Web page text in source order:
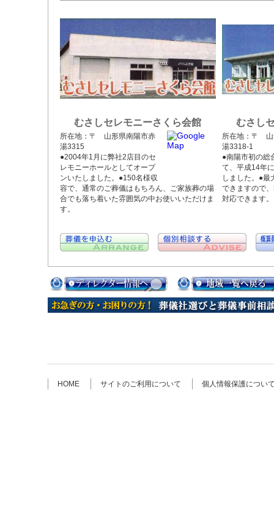
むさしセレモニーさくら会館
所在地：〒 山形県南陽市赤
湯3315
●2004年1月に弊社2店目のセ
レモニーホールとしてオープ
ンいたしました。●150名様収
容で、通常のご葬儀はもちろん、ご家族葬の場
合でも落ち着いた雰囲気の中お使いいただけま
す。
むさし
所在地：〒 山
湯3318-1
●南陽市初の総
て、平成14年
しました。●最
できますので
対応できます。
HOME サイトのご利用について 個人情報保護につい